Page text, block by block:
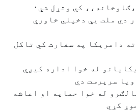
کي وتړل شي٠
دي ملت يي دخپلي خاوري
ورته دامريکا په سفارت کي تاکل
له خوا اداره کيږي
سرپرست دي
له خوا حمايه او اعاشه
کړي